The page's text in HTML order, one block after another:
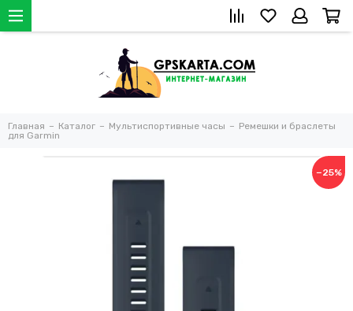
Главная Каталог Мультиспортивные часы
Ремешки и браслеты
для Garmin
−25%